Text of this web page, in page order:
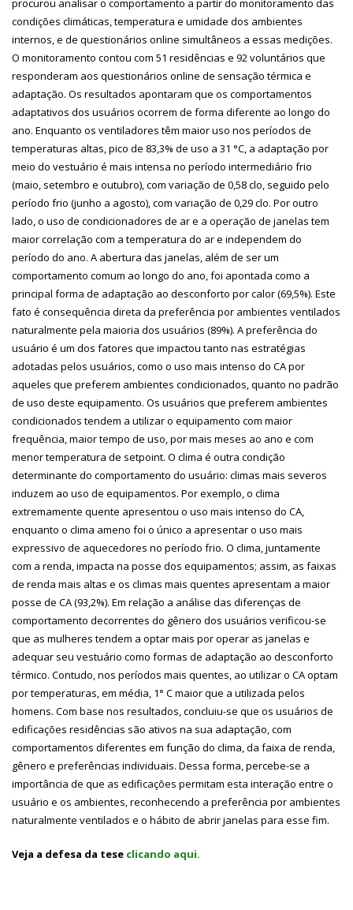
procurou analisar o comportamento a partir do monitoramento das
condições climáticas, temperatura e umidade dos ambientes
internos, e de questionários online simultâneos a essas medições.
O monitoramento contou com 51 residências e 92 voluntários que
responderam aos questionários online de sensação térmica e
adaptação. Os resultados apontaram que os comportamentos
adaptativos dos usuários ocorrem de forma diferente ao longo do
ano. Enquanto os ventiladores têm maior uso nos períodos de
temperaturas altas, pico de 83,3% de uso a 31 °C, a adaptação por
meio do vestuário é mais intensa no período intermediário frio
(maio, setembro e outubro), com variação de 0,58 clo, seguido pelo
período frio (junho a agosto), com variação de 0,29 clo. Por outro
lado, o uso de condicionadores de ar e a operação de janelas tem
maior correlação com a temperatura do ar e independem do
período do ano. A abertura das janelas, além de ser um
comportamento comum ao longo do ano, foi apontada como a
principal forma de adaptação ao desconforto por calor (69,5%). Este
fato é consequência direta da preferência por ambientes ventilados
naturalmente pela maioria dos usuários (89%). A preferência do
usuário é um dos fatores que impactou tanto nas estratégias
adotadas pelos usuários, como o uso mais intenso do CA por
aqueles que preferem ambientes condicionados, quanto no padrão
de uso deste equipamento. Os usuários que preferem ambientes
condicionados tendem a utilizar o equipamento com maior
frequência, maior tempo de uso, por mais meses ao ano e com
menor temperatura de setpoint. O clima é outra condição
determinante do comportamento do usuário: climas mais severos
induzem ao uso de equipamentos. Por exemplo, o clima
extremamente quente apresentou o uso mais intenso do CA,
enquanto o clima ameno foi o único a apresentar o uso mais
expressivo de aquecedores no período frio. O clima, juntamente
com a renda, impacta na posse dos equipamentos; assim, as faixas
de renda mais altas e os climas mais quentes apresentam a maior
posse de CA (93,2%). Em relação a análise das diferenças de
comportamento decorrentes do gênero dos usuários verificou-se
que as mulheres tendem a optar mais por operar as janelas e
adequar seu vestuário como formas de adaptação ao desconforto
térmico. Contudo, nos períodos mais quentes, ao utilizar o CA optam
por temperaturas, em média, 1° C maior que a utilizada pelos
homens. Com base nos resultados, concluiu-se que os usuários de
edificações residências são ativos na sua adaptação, com
comportamentos diferentes em função do clima, da faixa de renda,
gênero e preferências individuais. Dessa forma, percebe-se a
importância de que as edificações permitam esta interação entre o
usuário e os ambientes, reconhecendo a preferência por ambientes
naturalmente ventilados e o hábito de abrir janelas para esse fim.
Veja a defesa da tese clicando aqui.